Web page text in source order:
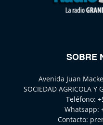
SOBRE
Avenida Juan
SOCIEDAD AGRICOLA Y
Teléfono:
Whatsapp:
Contacto: